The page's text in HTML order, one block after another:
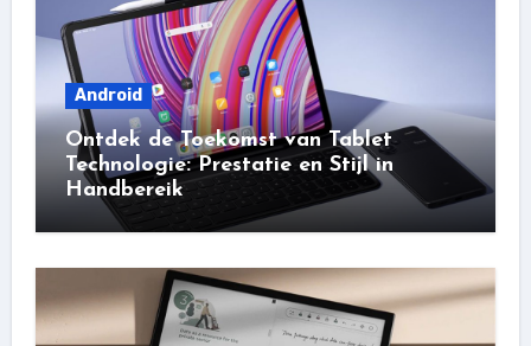
Android
Ontdek de Toekomst van Tablet
Technologie: Prestatie en Stijl in
Handbereik